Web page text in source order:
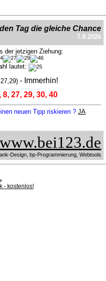
Tag die gleiche Chance
7.8.2026
der jetzigen Ziehung:
lautet:
- Immerhin!
8, 27, 29, 30, 40
neuen Tipp riskieren ? JA
www.bei123.de
Design, bp-Programmierung, Webtools
- kostenlos!